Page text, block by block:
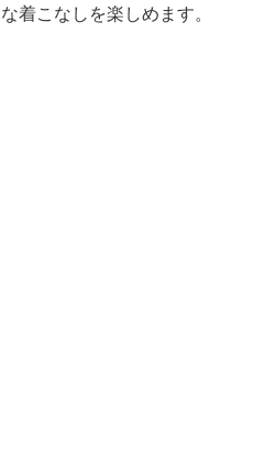
着こなしを楽しめます。